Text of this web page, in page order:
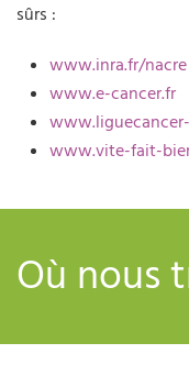
sûrs :
www.inra.fr/nacre
www.e-cancer.fr
www.vite-fait-
Où nous